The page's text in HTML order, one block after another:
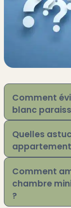
Comment
blanc
Quelles
Comment
chambre
?